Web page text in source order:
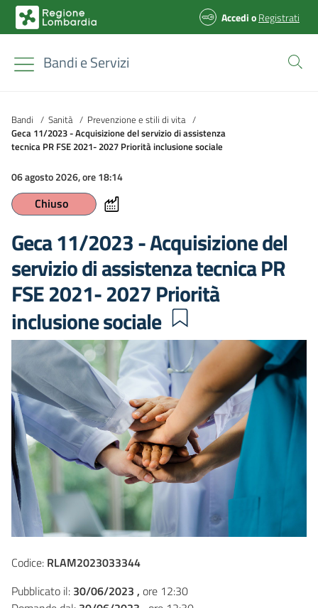
AccedioRegistrati
Bandi e Servizi
Bandi / Sanità / Prevenzione e stili di vita /
Geca 11/2023 - Acquisizione del servizio di assistenza
tecnica PR FSE 2021- 2027 Priorità inclusione sociale
06 agosto 2026, ore 18:14
Chiuso
Geca 11/2023 - Acquisizione del
servizio di assistenza tecnica PR
FSE 2021- 2027 Priorità
inclusione sociale
Codice: RLAM2023033344
Pubblicato il: 30/06/2023 , ore 12:30